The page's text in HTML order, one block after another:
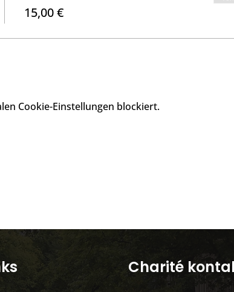
15,00 €
Cookie-Einstellungen blockiert.
Charité